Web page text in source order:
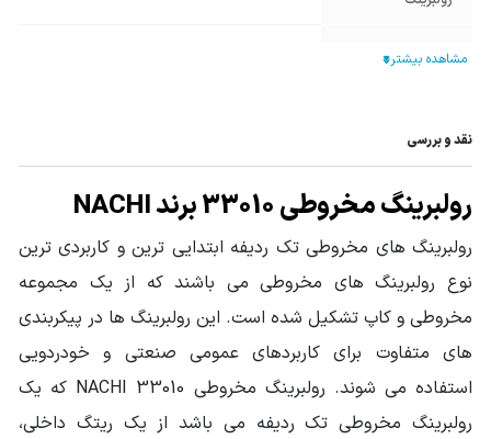
ضخامت کل
رولبرینگ مخروطی
داخلی
جنس بدنه
ضخامت رینگ
خارجی
19 میلیمتر
آب بند بدون آب بند
قفسه J (فولادی پرسکاری شده، توپ محور)
استاندارد
نقد و بررسی
رولبرینگ مخروطی 33010 برند NACHI
رولبرینگ های مخروطی تک ردیفه ابتدایی ترین و کاربردی ترین
نوع رولبرینگ های مخروطی می باشند که از یک مجموعه
مخروطی و کاپ تشکیل شده است. این رولبرینگ ها در پیکربندی
های متفاوت برای کاربردهای عمومی صنعتی و خودردویی
استفاده می شوند. رولبرینگ مخروطی 33010 NACHI که یک
رولبرینگ مخروطی تک ردیفه می باشد از یک ریتگ داخلی،